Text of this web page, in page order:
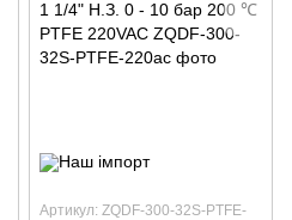
Артикул: ZQDF-300-32S-PTFE-